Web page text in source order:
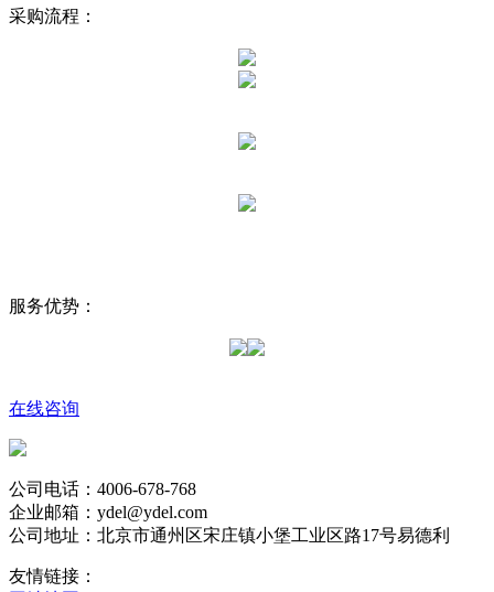
采购流程：
服务优势：
在线咨询
公司电话：4006-678-768
企业邮箱：ydel@ydel.com
公司地址：北京市通州区宋庄镇小堡工业区路17号易德利
友情链接：